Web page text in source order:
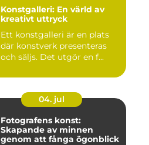
Konstgalleri: En värld av
kreativt uttryck
Ett konstgalleri är en plats
där konstverk presenteras
och säljs. Det utgör en f...
04. jul
Fotografens konst:
Skapande av minnen
genom att fånga ögonblick